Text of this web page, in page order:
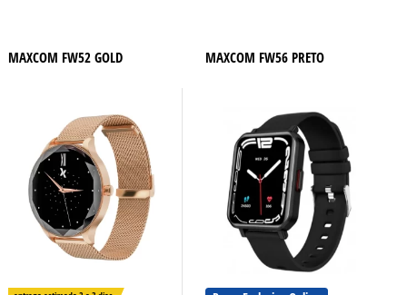
MAXCOM FW52 GOLD MAXCOM FW56 PRETO